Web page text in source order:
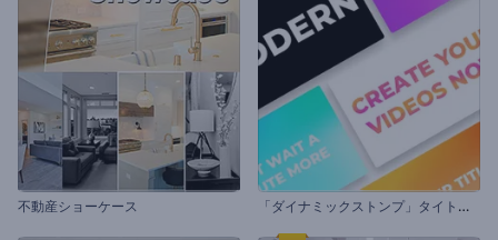
不動産ショーケース 「
ダイナミックストンプ」タイトル・セット